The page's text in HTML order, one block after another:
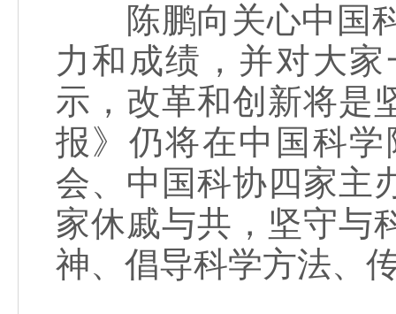
陈鹏向关心中国科
力和成绩，并对大
示，改革和创新将是
报》仍将在中国科
会、中国科协四家主
家休戚与共，坚守与
神、倡导科学方法、